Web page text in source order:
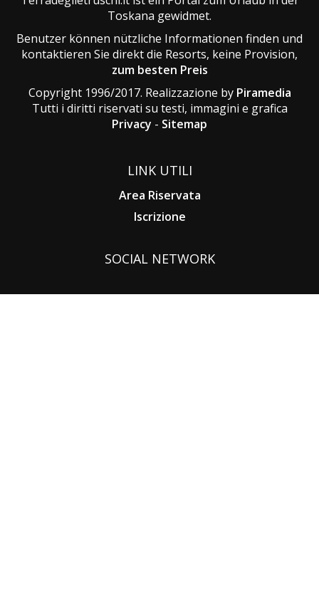
Toskana gewidmet.
Benutzer können nützliche Informationen finden und
kontaktieren Sie direkt die Resorts, keine Provision,
zum besten Preis
Copyright 1996/2017. Realizzazione by Piramedia
Tutti i diritti riservati su testi, immagini e grafica
Privacy - Sitemap
LINK UTILI
Area Riservata
Iscrizione
SOCIAL NETWORK